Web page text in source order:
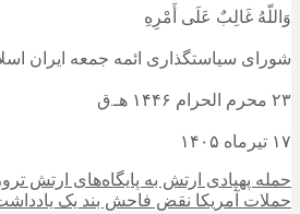
وَاللّهُ غَالِبٌ عَلَی أَمْرِهِ
شورای سیاستگذاری ائمه جمعه ایران
۲۳ محرم الحرام ۱۴۴۶ هـ.ق
۱۷ تیرماه ۱۴۰۵
حمله پهپادی ارتش به پایگاه‌های ارتش
حملات آمریکا نقض فاحش بند یک